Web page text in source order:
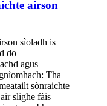
airson
sìoladh is
do
agus
Tha
sònraichte
slighe fàis